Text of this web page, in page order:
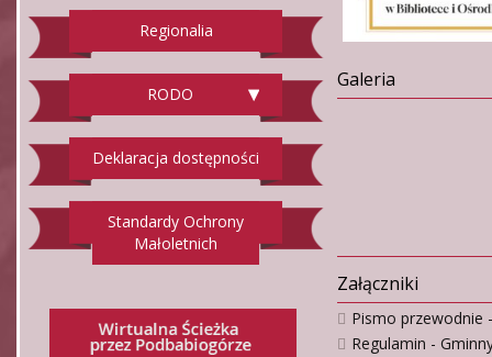
Regionalia
RODO
Deklaracja dostępności
Standardy Ochrony
Małoletnich
Galeria
Załączniki
Pismo przewodnie
Regulamin -